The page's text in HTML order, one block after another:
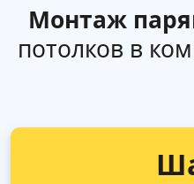
Монтаж
потолков в